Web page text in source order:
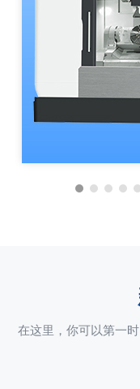
在这里，你可以第一